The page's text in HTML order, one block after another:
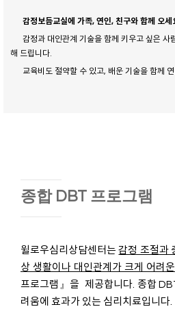
감정보듬교실에 가족, 연인, 친구와 함께 오세
감정과 대인관계 기술을 함께 키우고 싶은 사
해 드립니다.
교육비도 절약할 수 있고, 배운 기술을 함께
종합 DBT 프로그램
윌로우심리상담센터는감정 조절과
상 생활이나 대인관계가 크게 어려운
프로그램』을 제공합니다. 종합
려움에 효과가 있는 심리치료입니다.